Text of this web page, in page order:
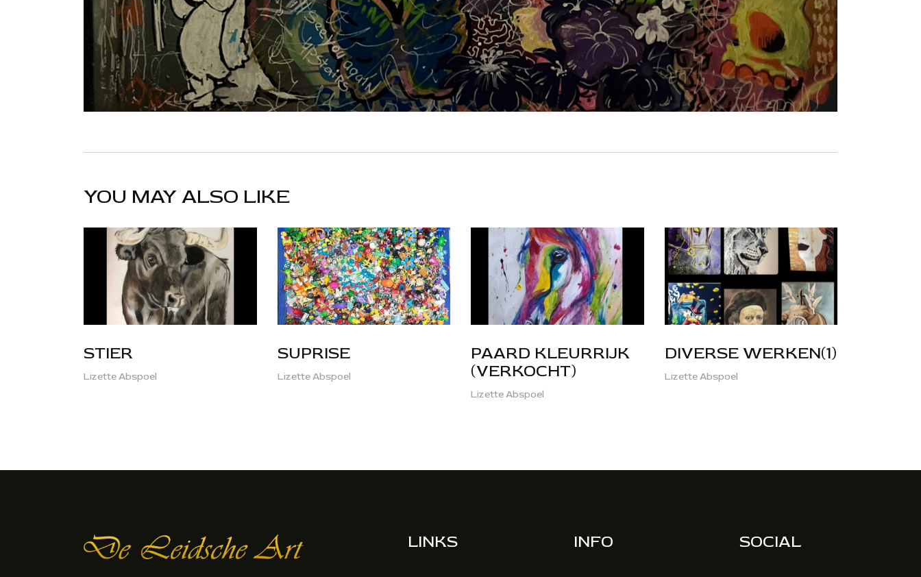
YOU MAY ALSO LIKE
STIER
Lizette Abspoel
SUPRISE
Lizette Abspoel
PAARD KLEURRIJK
(VERKOCHT)
Lizette Abspoel
DIVERSE WERKEN(1)
Lizette Abspoel
LINKS INFO SOCIAL